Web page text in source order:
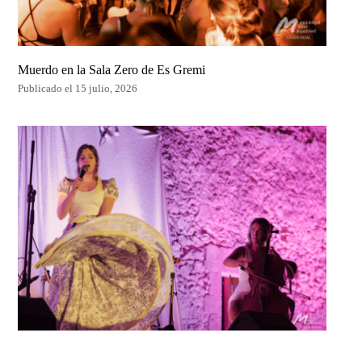
Muerdo en la Sala Zero de Es Gremi
Publicado el 15 julio, 2026